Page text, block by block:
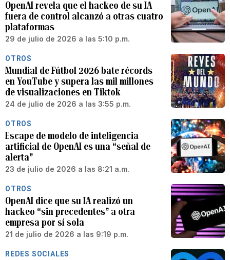
OpenAI revela que el hackeo de su IA
fuera de control alcanzó a otras cuatro
plataformas
29 de julio de 2026 a las 5:10 p.m.
OTROS
Mundial de Fútbol 2026 bate récords
en YouTube y supera las mil millones
de visualizaciones en Tiktok
24 de julio de 2026 a las 3:55 p.m.
OTROS
Escape de modelo de inteligencia
artificial de OpenAI es una “señal de
alerta”
23 de julio de 2026 a las 8:21 a.m.
OTROS
OpenAI dice que su IA realizó un
hackeo “sin precedentes” a otra
empresa por sí sola
21 de julio de 2026 a las 9:19 p.m.
REDES SOCIALES